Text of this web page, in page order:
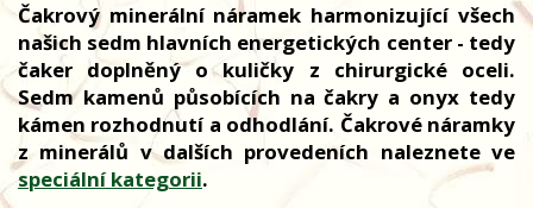
Čakrový minerální náramek harmonizující všech
našich sedm hlavních energetických center - tedy
čaker doplněný o kuličky z chirurgické oceli.
Sedm kamenů působících na čakry a onyx tedy
kámen rozhodnutí a odhodlání. Čakrové náramky
z minerálů v dalších provedeních naleznete ve
speciální kategorii.